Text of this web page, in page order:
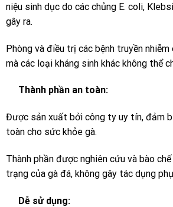
niệu sinh dục do các chủng E. coli,
gây ra.
Phòng và điều trị các bệnh truyền
mà các loại kháng sinh khác không thể
Thành phần an toàn:
Được sản xuất bởi công ty uy tín, đảm
toàn cho sức khỏe gà.
Thành phần được nghiên cứu và bào
trạng của gà đá, không gây tác dụng
Dễ sử dụng: